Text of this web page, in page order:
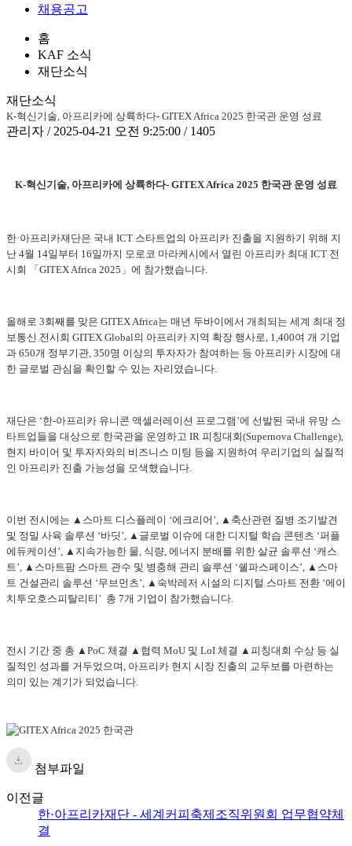
채용공고
홈
KAF 소식
재단소식
재단소식
K-혁신기술, 아프리카에 상륙하다- GITEX Africa 2025 한국관 운영 성료
관리자 / 2025-04-21 오전 9:25:00 / 1405
K-혁신기술, 아프리카에 상륙하다- GITEX Africa 2025 한국관 운영 성료
한·아프리카재단은 국내 ICT 스타트업의 아프리카 진출을 지원하기 위해 지
난 4월 14일부터 16일까지 모로코 마라케시에서 열린 아프리카 최대 ICT 전
시회 「GITEX Africa 2025」에 참가했습니다.
올해로 3회째를 맞은 GITEX Africa는 매년 두바이에서 개최되는 세계 최대 정
보통신 전시회 GITEX Global의 아프리카 지역 확장 행사로, 1,400여 개 기업
과 650개 정부기관, 350명 이상의 투자자가 참여하는 등 아프리카 시장에 대
한 글로벌 관심을 확인할 수 있는 자리였습니다.
재단은 ‘한-아프리카 유니콘 액셀러레이션 프로그램’에 선발된 국내 유망 스
타트업들을 대상으로 한국관을 운영하고 IR 피칭대회(Supernova Challenge),
현지 바이어 및 투자자와의 비즈니스 미팅 등을 지원하여 우리기업의 실질적
인 아프리카 진출 가능성을 모색했습니다.
이번 전시에는 ▲스마트 디스플레이 ‘에크리어’, ▲축산관련 질병 조기발견
및 정밀 사육 솔루션 ‘바딧’, ▲글로벌 이슈에 대한 디지털 학습 콘텐츠 ‘퍼플
에듀케이션’, ▲지속가능한 물, 식량, 에너지 분배를 위한 살균 솔루션 ‘캐스
트’, ▲스마트팜 스마트 관수 및 병충해 관리 솔루션 ‘쉘파스페이스’, ▲스마
트 건설관리 솔루션 ‘무브먼츠’, ▲숙박레저 시설의 디지털 스마트 전환 ‘에이
치투오호스피탈리티’ 총 7개 기업이 참가했습니다.
전시 기간 중 총 ▲PoC 체결 ▲협력 MoU 및 LoI 체결 ▲피칭대회 수상 등 실
질적인 성과를 거두었으며, 아프리카 현지 시장 진출의 교두보를 마련하는
의미 있는 계기가 되었습니다.
첨부파일
이전글
한·아프리카재단 - 세계커피축제조직위원회 업무협약체
결